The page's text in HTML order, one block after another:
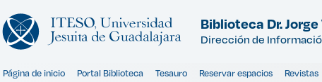
Biblioteca Dr.
Dirección de
Página de inicio Portal Biblioteca Tesauro Reservar espacios Revistas